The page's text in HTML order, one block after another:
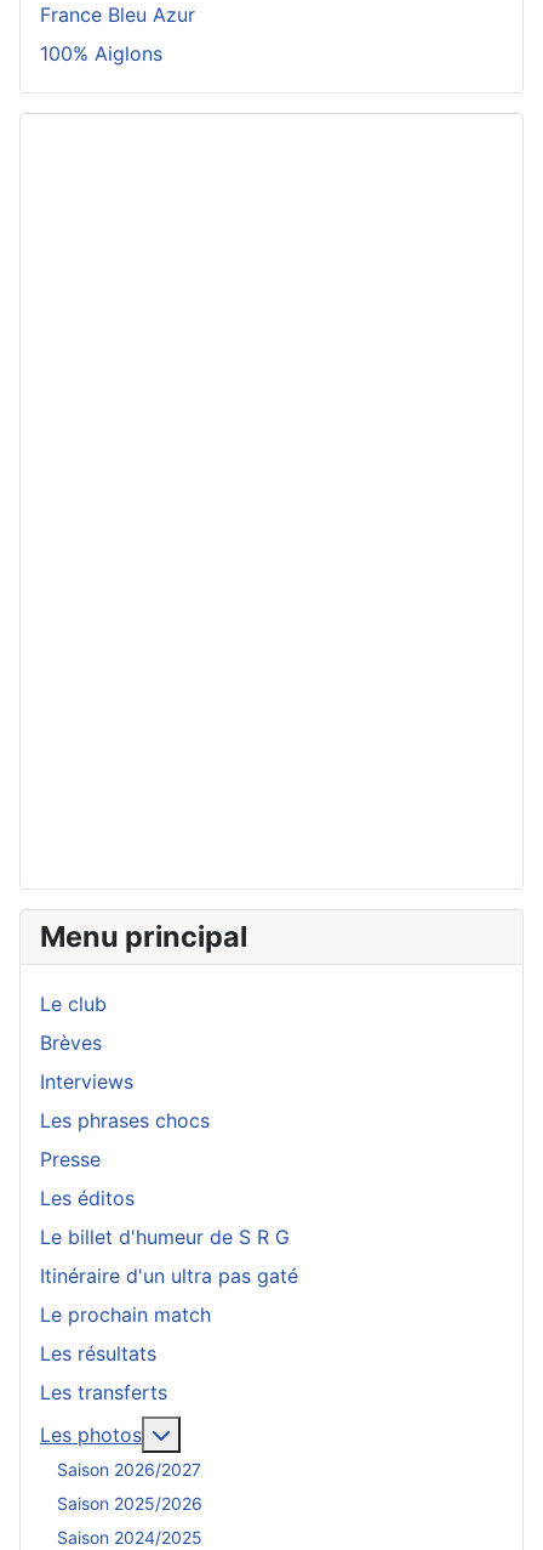
France Bleu Azur
100% Aiglons
Menu principal
Le club
Brèves
Interviews
Les phrases chocs
Presse
Les éditos
Le billet d'humeur de S R G
Itinéraire d'un ultra pas gaté
Le prochain match
Les résultats
Les transferts
Les photos
Saison 2026/2027
Saison 2025/2026
Saison 2024/2025